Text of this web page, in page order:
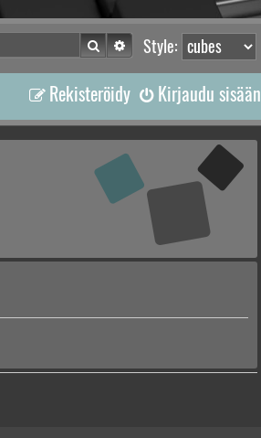
Style:
Etsi Tarkennettu haku
Kirjaudu sisään
Rekisteröidy